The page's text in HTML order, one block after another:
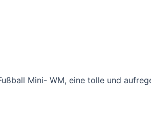
Mini- WM, eine tolle und